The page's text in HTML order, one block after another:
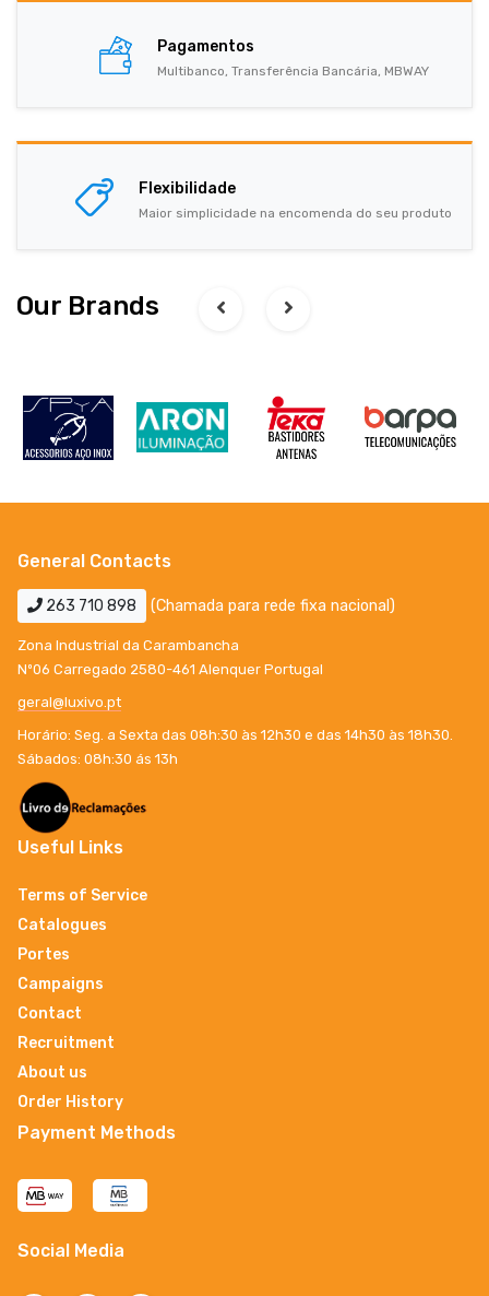
Pagamentos
Multibanco, Transferência Bancária, MBWAY
Flexibilidade
Maior simplicidade na encomenda do seu produto
Our Brands
General Contacts
263 710 898 (Chamada para rede fixa nacional)
Zona Industrial da Carambancha
Nº06 Carregado 2580-461 Alenquer Portugal
geral@luxivo.pt
Horário: Seg. a Sexta das 08h:30 às 12h30 e das 14h30 às 18h30.
Sábados: 08h:30 ás 13h
Useful Links
Terms of Service
Catalogues
Portes
Campaigns
Contact
Recruitment
About us
Order History
Payment Methods
Social Media